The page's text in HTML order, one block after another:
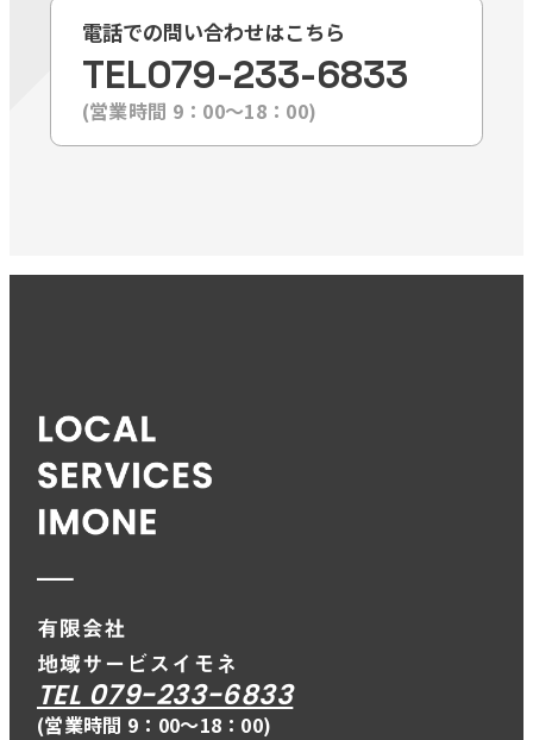
電話での問い合わせはこちら
TEL079-233-6833
(営業時間 9：00〜18：00)
TEL 079-233-6833
(営業時間 9：00〜18：00)